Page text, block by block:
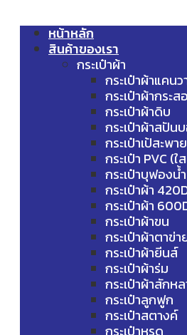
หน้าหลัก
สินค้าของเรา
กระเป๋าผ้า
กระเป๋าผ้าแคนว
กระเป๋าผ้ากระส
กระเป๋าผ้าดิบ
กระเป๋าผ้าสปัน
กระเป๋าเป้สะพา
กระเป๋า PVC (ใ
กระเป๋าบุฟองน้ำ
กระเป๋าผ้า
กระเป๋าผ้า
กระเป๋าผ้าขน
กระเป๋าผ้าตาข่า
กระเป๋าผ้ายีนส์
กระเป๋าผ้าร่ม
กระเป๋าผ้าสักห
กระเป๋าลูกฟูก
กระเป๋าสตางค์
กระเป๋าหูรูด